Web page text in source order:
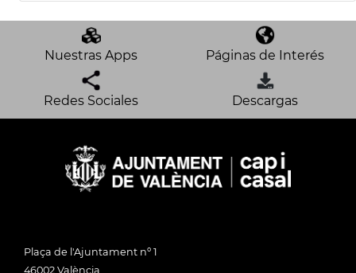
Nuestras Apps Páginas de Interés
Redes Sociales Descargas
Plaça de l'Ajuntament nº 1
46002 València